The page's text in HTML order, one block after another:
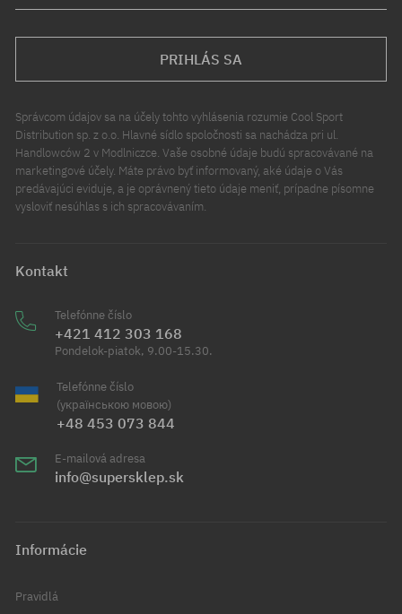
PRIHLÁS SA
Správcom údajov sa na účely tohto vyhlásenia rozumie Cool Sport
Distribution sp. z o.o. Hlavné sídlo spoločnosti sa nachádza pri ul.
Handlowców 2 v Modlniczce. Vaše osobné údaje budú spracovávané na
marketingové účely. Máte právo byť informovaný, aké údaje o Vás
predávajúci eviduje, a je oprávnený tieto údaje meniť, prípadne písomne
vysloviť nesúhlas s ich spracovávaním.
Kontakt
Telefónne číslo
+421 412 303 168
Pondelok-piatok, 9.00-15.30.
Telefónne číslo
(українською мовою)
+48 453 073 844
E-mailová adresa
info@supersklep.sk
Informácie
Pravidlá